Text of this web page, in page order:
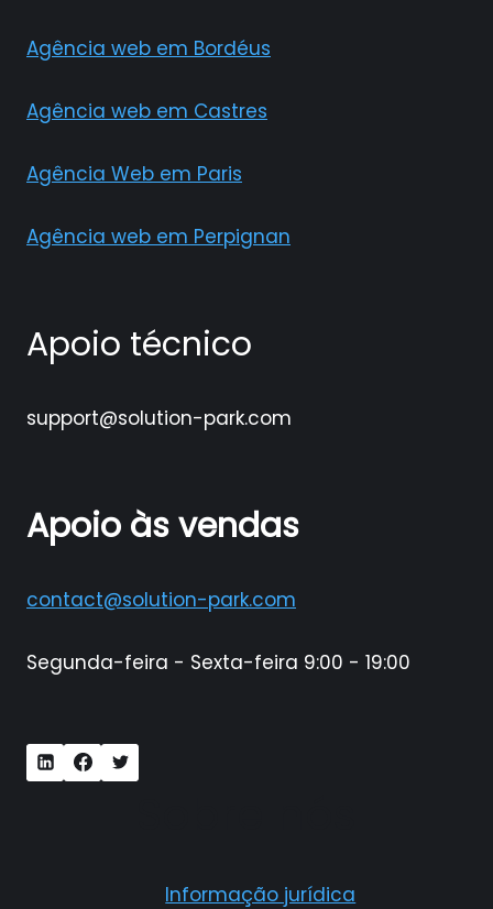
Agência web em Bordéus
Agência web em Castres
Agência Web em Paris
Agência web em Perpignan
Apoio técnico
support@solution-park.com
Apoio às vendas
contact@solution-park.com
Segunda-feira - Sexta-feira 9:00 - 19:00
Informação jurídica